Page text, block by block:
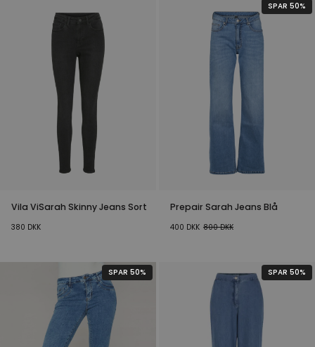
Vila ViSarah Skinny Jeans Sort
380 DKK
SPAR 50%
Prepair Sarah Jeans Blå
400 DKK 800DKK
SPAR 50% SPAR 50%